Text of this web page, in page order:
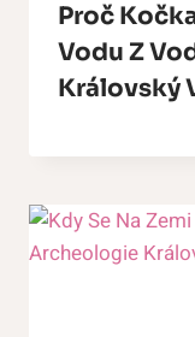
Proč
Vodu Z
Královský